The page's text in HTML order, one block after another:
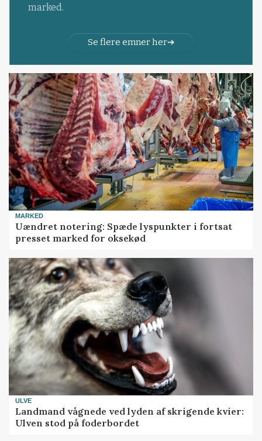
marked.
Se flere emner her
MARKED
Uændret notering: Spæde lyspunkter i fortsat
presset marked for oksekød
ULVE
Landmand vågnede ved lyden af skrigende kvier:
Ulven stod på foderbordet